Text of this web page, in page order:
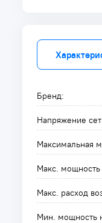
Бренд:
Напряжение
Максимальная
Макс.
Макс. расход
Мин. мощность